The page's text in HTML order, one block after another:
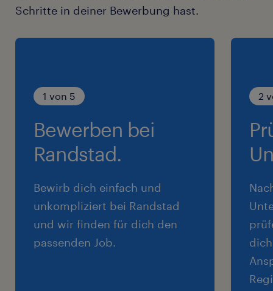
Schritte in deiner Bewerbung hast.
1 von 5
Bewerben bei
Randstad.
Bewirb dich einfach und
unkompliziert bei Randstad
und wir finden für dich den
passenden Job.
2